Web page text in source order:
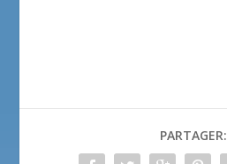
PARTAGER: